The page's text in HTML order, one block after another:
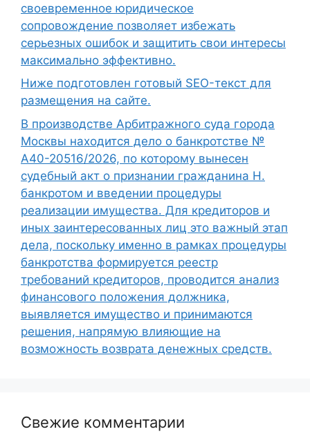
своевременное юридическое
сопровождение позволяет избежать
серьезных ошибок и защитить свои интересы
максимально эффективно.
Ниже подготовлен готовый SEO-текст для
размещения на сайте.
В производстве Арбитражного суда города
Москвы находится дело о банкротстве №
А40-20516/2026, по которому вынесен
судебный акт о признании гражданина Н.
банкротом и введении процедуры
реализации имущества. Для кредиторов и
иных заинтересованных лиц это важный этап
дела, поскольку именно в рамках процедуры
банкротства формируется реестр
требований кредиторов, проводится анализ
финансового положения должника,
выявляется имущество и принимаются
решения, напрямую влияющие на
возможность возврата денежных средств.
Свежие комментарии